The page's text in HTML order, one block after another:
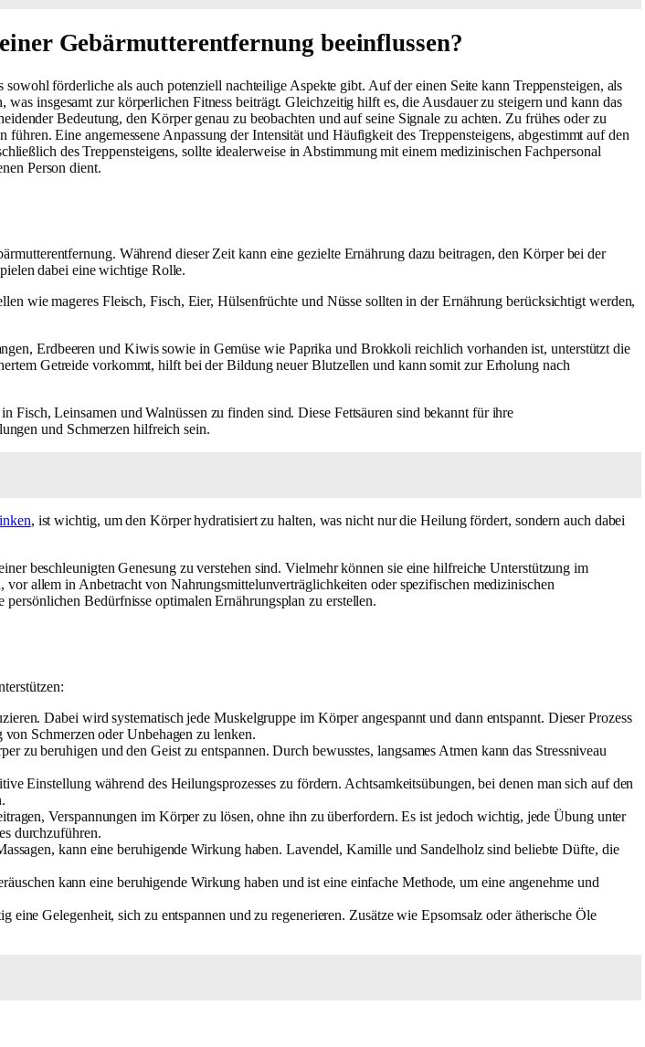
Gebärmutterentfernung beeinflussen?
förderliche als auch potenziell nachteilige Aspekte gibt. Auf der einen Seite kann Treppensteigen, als
insgesamt zur körperlichen Fitness beiträgt. Gleichzeitig hilft es, die Ausdauer zu steigern und kann das
Bedeutung, den Körper genau zu beobachten und auf seine Signale zu achten. Zu frühes oder zu
Eine angemessene Anpassung der Intensität und Häufigkeit des Treppensteigens, abgestimmt auf den
des Treppensteigens, sollte idealerweise in Abstimmung mit einem medizinischen Fachpersonal
Person dient.
Während dieser Zeit kann eine gezielte Ernährung dazu beitragen, den Körper bei der
dabei eine wichtige Rolle.
wie mageres Fleisch, Fisch, Eier, Hülsenfrüchte und Nüsse sollten in der Ernährung berücksichtigt werden,
Erdbeeren und Kiwis sowie in Gemüse wie Paprika und Brokkoli reichlich vorhanden ist, unterstützt die
Getreide vorkommt, hilft bei der Bildung neuer Blutzellen und kann somit zur Erholung nach
Fisch, Leinsamen und Walnüssen zu finden sind. Diese Fettsäuren sind bekannt für ihre
und Schmerzen hilfreich sein.
, ist wichtig, um den Körper hydratisiert zu halten, was nicht nur die Heilung fördert, sondern auch dabei
beschleunigten Genesung zu verstehen sind. Vielmehr können sie eine hilfreiche Unterstützung im
allem in Anbetracht von Nahrungsmittelunverträglichkeiten oder spezifischen medizinischen
Bedürfnisse optimalen Ernährungsplan zu erstellen.
Dabei wird systematisch jede Muskelgruppe im Körper angespannt und dann entspannt. Dieser Prozess
Schmerzen oder Unbehagen zu lenken.
zu beruhigen und den Geist zu entspannen. Durch bewusstes, langsames Atmen kann das Stressniveau
Einstellung während des Heilungsprozesses zu fördern. Achtsamkeitsübungen, bei denen man sich auf den
Verspannungen im Körper zu lösen, ohne ihn zu überfordern. Es ist jedoch wichtig, jede Übung unter
durchzuführen.
kann eine beruhigende Wirkung haben. Lavendel, Kamille und Sandelholz sind beliebte Düfte, die
kann eine beruhigende Wirkung haben und ist eine einfache Methode, um eine angenehme und
Gelegenheit, sich zu entspannen und zu regenerieren. Zusätze wie Epsomsalz oder ätherische Öle